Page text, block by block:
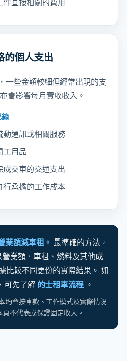
作直接相關的費用
的個人支出
一些金額較細但經常出現的支
會影響每月實收收入。
錄
動通訊或相關服務
工用品
成交車的交通支出
行承擔的工作成本
業額減車租。 最準確的方法，
營業額、車租、燃料及其他成
比較不同更份的實際結果。 如
可先了解 的士租車流程 。
均會按車款、工作模式及實際情況
頁不代表或保證固定收入。